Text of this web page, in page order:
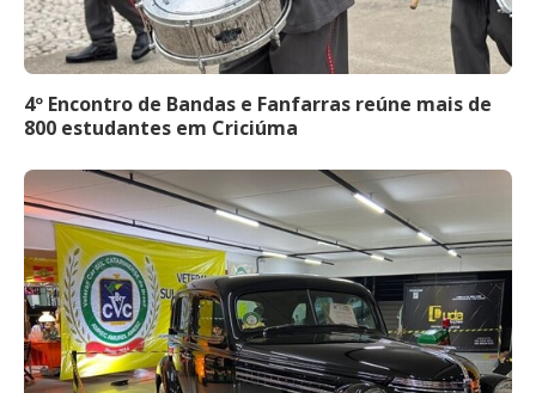
4º Encontro de Bandas e Fanfarras reúne mais de
800 estudantes em Criciúma